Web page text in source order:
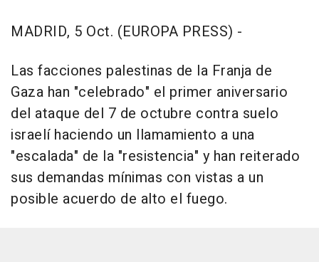
MADRID, 5 Oct. (EUROPA PRESS) -
Las facciones palestinas de la Franja de
Gaza han "celebrado" el primer aniversario
del ataque del 7 de octubre contra suelo
israelí haciendo un llamamiento a una
"escalada" de la "resistencia" y han reiterado
sus demandas mínimas con vistas a un
posible acuerdo de alto el fuego.